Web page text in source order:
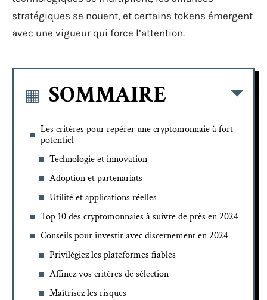
stratégiques se nouent, et certains tokens émergent
avec une vigueur qui force l’attention.
SOMMAIRE
Les critères pour repérer une cryptomonnaie à fort
potentiel
Technologie et innovation
Adoption et partenariats
Utilité et applications réelles
Top 10 des cryptomonnaies à suivre de près en 2024
Conseils pour investir avec discernement en 2024
Privilégiez les plateformes fiables
Affinez vos critères de sélection
Maîtrisez les risques